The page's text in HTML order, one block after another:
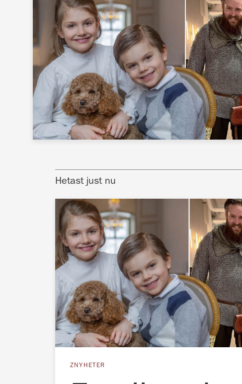
Hetast just nu
ZNYHETER